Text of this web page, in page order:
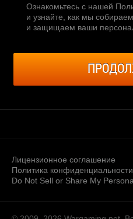
Ознакомьтесь с нашей
и узнайте, как мы
и защищаем ваши
Лицензионное соглашение
Политика конфиденциальности
Do Not Sell or Share My